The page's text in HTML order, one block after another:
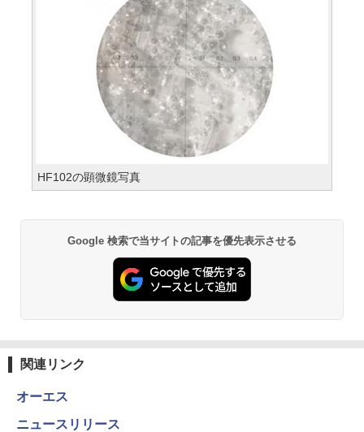
HF102の顕微鏡写真
Google 検索で当サイトの記事を優先表示させる
関連リンク
オーエス
ニュースリリース